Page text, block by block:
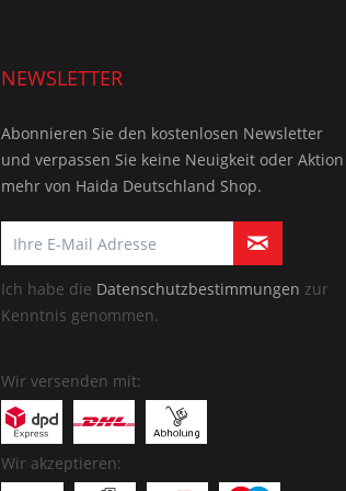
NEWSLETTER
Abonnieren Sie den kostenlosen Newsletter
und verpassen Sie keine Neuigkeit oder Aktion
mehr von Haida Deutschland Shop.
Ich habe die Datenschutzbestimmungen zur
Kenntnis genommen.
Wir versenden mit:
Wir akzeptieren: